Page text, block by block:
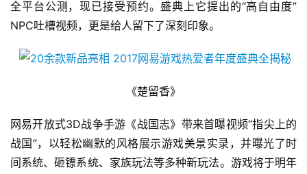
全平台公测，现已接受预约。盛典上它提出的“高自由度”
NPC吐槽视频，更是给人留下了深刻印象。
《楚留香》
网易开放式3D战争手游《战国志》带来首曝视频“指尖上的
战国”，以轻松幽默的风格展示游戏美景实录，并曝光了时
间系统、砸镖系统、家族玩法等多种新玩法。游戏将于明年